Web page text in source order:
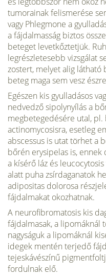
tumorainak felismerése
vagy Phlegmone a
a fájdalmasság biztos
beteget levetkőztetjük.
legrészletesebb vizsgálat
zostert, melyet alig
beteg maga sem vesz
Egészen kis gyulladásos
nedvedző sipolynyílás a
megbetegedésére utal,
actinomycosisra, esetleg
abscessus is utat törhet a
bőrén erysipelas is, ennek
a kísérő láz és
alatt puha zsírdaganatok
adipositas dolorosa
fájdalmakat okozhatnak.
A neurofibromatosis kis
fájdalmasak, a
nagyságuk a lipomáknál
idegek mentén terjedő
tejeskávészínű
fordulnak elő.